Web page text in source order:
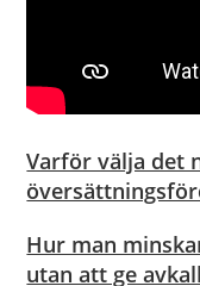
Varför välja det
Hur man
utan att ge